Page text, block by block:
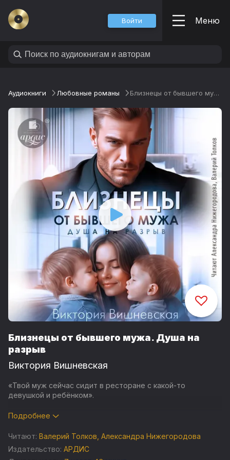
Войти Меню
Аудиокниги Любовные романы Близнецы от бывшего мужа. Душа на разрыв
Близнецы от бывшего мужа. Душа на
разрыв
Виктория Вишневская
«Твой муж сейчас сидит в ресторане с какой-то
девушкой и ребёнком».
Следом за сообщением мне прилетает фотография.
Не верю... Это не может быть правдой! Демьян не может
мне изменять!
Подробнее
Читают: Валерий Толков Александра Нижегородова
Издательство: АРДИС